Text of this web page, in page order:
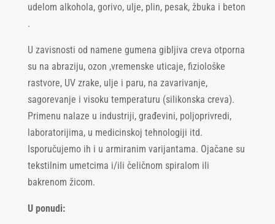
udelom alkohola, gorivo, ulje, plin, pesak, žbuka i beton
.
U zavisnosti od namene gumena gibljiva creva otporna
su na abraziju, ozon ,vremenske uticaje, fiziološke
rastvore, UV zrake, ulje i paru, na zavarivanje,
sagorevanje i visoku temperaturu (silikonska creva).
Primenu nalaze u industriji, građevini, poljoprivredi,
laboratorijima, u medicinskoj tehnologiji itd.
Isporučujemo ih i u armiranim varijantama. Ojačane su
tekstilnim umetcima i/ili čeličnom spiralom ili
bakrenom žicom.
U ponudi: